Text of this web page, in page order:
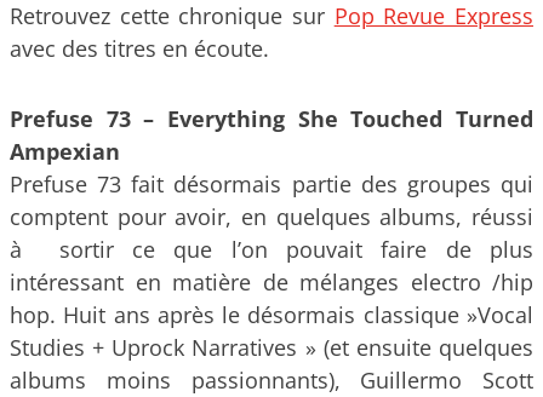
Retrouvez cette chronique sur Pop Revue Express
avec des titres en écoute.
Prefuse 73 – Everything She Touched Turned
Ampexian
Prefuse 73 fait désormais partie des groupes qui
comptent pour avoir, en quelques albums, réussi
à sortir ce que l’on pouvait faire de plus
intéressant en matière de mélanges electro /hip
hop. Huit ans après le désormais classique »Vocal
Studies + Uprock Narratives » (et ensuite quelques
albums moins passionnants), Guillermo Scott